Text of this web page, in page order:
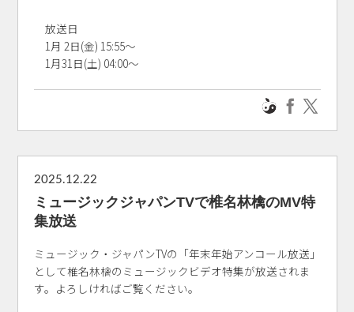
放送日
1月 2日(金) 15:55～
1月31日(土) 04:00～
2025.12.22
ミュージックジャパンTVで椎名林檎のMV特
集放送
ミュージック・ジャパンTVの「年末年始アンコール放送」
として椎名林檎のミュージックビデオ特集が放送されま
す。よろしければご覧ください。